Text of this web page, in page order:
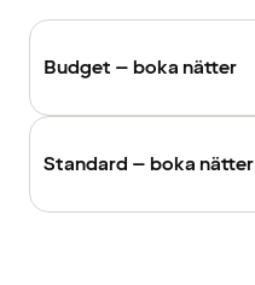
Budget – boka nätter
Standard – boka nätter